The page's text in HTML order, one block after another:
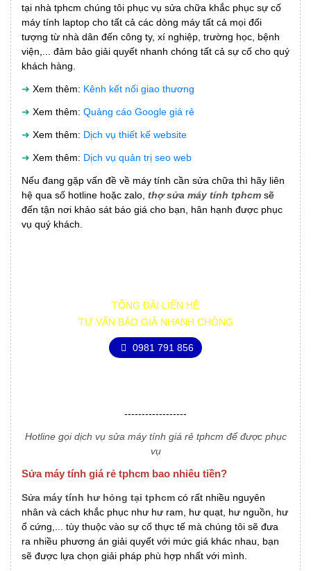
tại nhà tphcm chúng tôi phục vụ sửa chữa khắc phục sự cố
máy tính laptop cho tất cả các dòng máy tất cả mọi đối
tượng từ nhà dân đến công ty, xí nghiệp, trường học, bệnh
viện,... đảm bảo giải quyết nhanh chóng tất cả sự cố cho quý
khách hàng.
➜ Xem thêm: Kênh kết nối giao thương
➜ Xem thêm: Quảng cáo Google giá rẻ
➜ Xem thêm: Dịch vụ thiết kế website
➜ Xem thêm: Dịch vụ quản trị seo web
Nếu đang gặp vấn đề về máy tính cần sửa chữa thì hãy liên
hệ qua số hotline hoặc zalo, thợ sửa máy tính tphcm sẽ
đến tận nơi khảo sát báo giá cho bạn, hân hạnh được phục
vụ quý khách.
TỔNG ĐÀI LIÊN HỆ
TƯ VẤN BÁO GIÁ NHANH CHÓNG
0981 791 856
------------------
Hotline gọi dịch vụ sửa máy tính giá rẻ tphcm để được phục
vụ
Sửa máy tính giá rẻ tphcm bao nhiêu tiền?
Sửa máy tính hư hỏng tại tphcm có rất nhiều nguyên
nhân và cách khắc phục như hư ram, hư quạt, hư nguồn, hư
ổ cứng,... tùy thuộc vào sự cố thực tế mà chúng tôi sẽ đưa
ra nhiều phương án giải quyết với mức giá khác nhau, bạn
sẽ được lựa chọn giải pháp phù hợp nhất với mình.